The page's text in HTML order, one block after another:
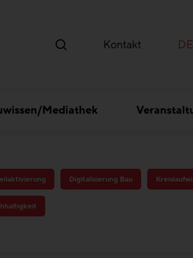
Kontakt DE
Mediathek
Digitalisierung Bau